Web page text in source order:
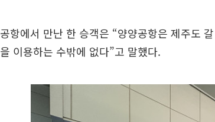
공항에서 만난 한 승객은 “양양공항은 제주도
을 이용하는 수밖에 없다”고 말했다.